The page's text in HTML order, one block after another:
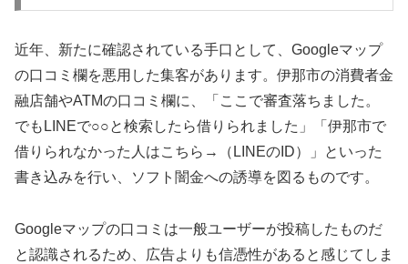
近年、新たに確認されている手口として、Googleマップ
の口コミ欄を悪用した集客があります。伊那市の消費者金
融店舗やATMの口コミ欄に、「ここで審査落ちました。
でもLINEで○○と検索したら借りられました」「伊那市で
借りられなかった人はこちら→（LINEのID）」といった
書き込みを行い、ソフト闇金への誘導を図るものです。
Googleマップの口コミは一般ユーザーが投稿したものだ
と認識されるため、広告よりも信憑性があると感じてしま